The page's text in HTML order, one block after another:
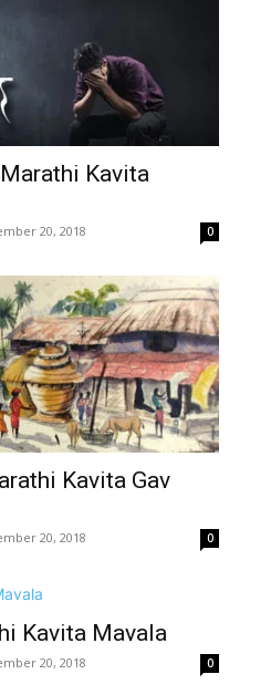
Kavita
20, 2018 0
Kavita Gav
20, 2018 0
Kavita Mavala
20, 2018 0